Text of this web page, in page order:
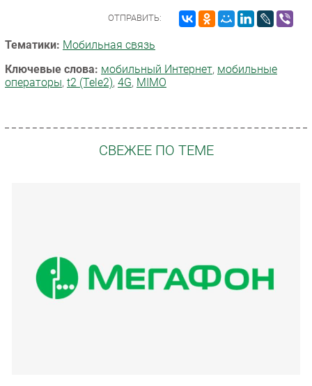
ОТПРАВИТЬ:
Тематики: Мобильная связь
Ключевые слова: мобильный Интернет, мобильные
операторы, t2 (Tele2), 4G, MIMO
СВЕЖЕЕ ПО ТЕМЕ